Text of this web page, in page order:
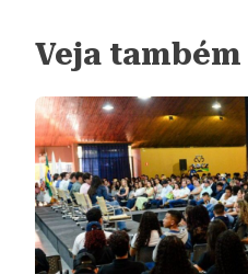
Veja também